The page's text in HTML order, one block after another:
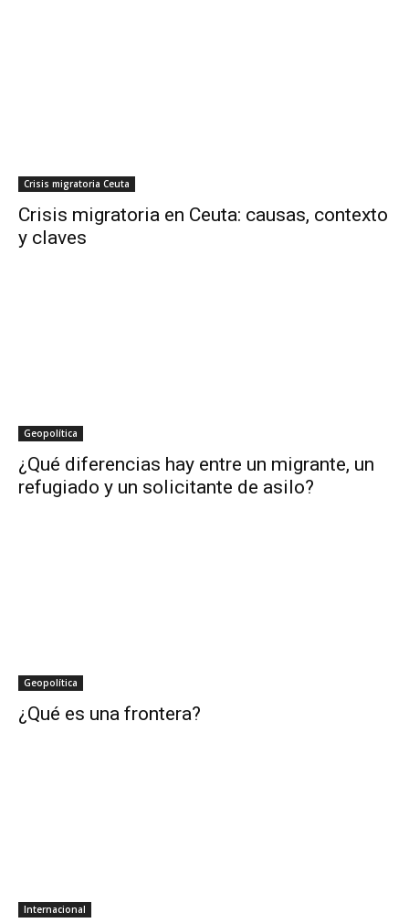
Crisis migratoria Ceuta
Crisis migratoria en Ceuta: causas, contexto
y claves
Geopolítica
¿Qué diferencias hay entre un migrante, un
refugiado y un solicitante de asilo?
Geopolítica
¿Qué es una frontera?
Internacional